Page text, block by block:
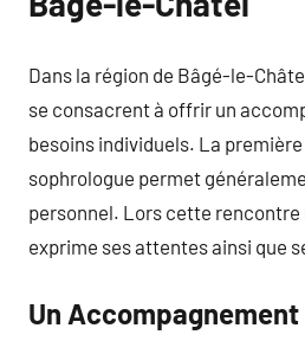
Dans la région de Bâgé-le-
se consacrent à offrir un
besoins individuels. La
sophrologue permet
personnel. Lors cette
exprime ses attentes ainsi que
Un